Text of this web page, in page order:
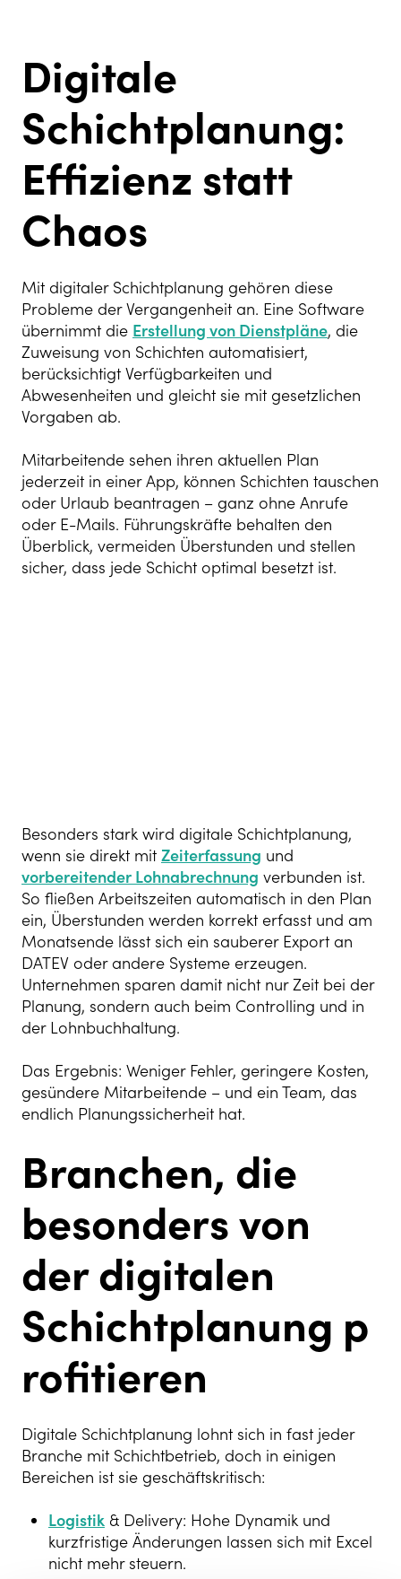
Digitale
Schichtplanung:
Effizienz statt
Chaos
Mit digitaler Schichtplanung gehören diese
Probleme der Vergangenheit an. Eine Software
übernimmt die Erstellung von Dienstpläne, die
Zuweisung von Schichten automatisiert,
berücksichtigt Verfügbarkeiten und
Abwesenheiten und gleicht sie mit gesetzlichen
Vorgaben ab.
Mitarbeitende sehen ihren aktuellen Plan
jederzeit in einer App, können Schichten tauschen
oder Urlaub beantragen – ganz ohne Anrufe
oder E-Mails. Führungskräfte behalten den
Überblick, vermeiden Überstunden und stellen
sicher, dass jede Schicht optimal besetzt ist.
Besonders stark wird digitale Schichtplanung,
wenn sie direkt mit Zeiterfassung und
vorbereitender Lohnabrechnung verbunden ist.
So fließen Arbeitszeiten automatisch in den Plan
ein, Überstunden werden korrekt erfasst und am
Monatsende lässt sich ein sauberer Export an
DATEV oder andere Systeme erzeugen.
Unternehmen sparen damit nicht nur Zeit bei der
Planung, sondern auch beim Controlling und in
der Lohnbuchhaltung.
Das Ergebnis: Weniger Fehler, geringere Kosten,
gesündere Mitarbeitende – und ein Team, das
endlich Planungssicherheit hat.
Branchen, die
besonders von
der digitalen
Schichtplanung p
rofitieren
Digitale Schichtplanung lohnt sich in fast jeder
Branche mit Schichtbetrieb, doch in einigen
Bereichen ist sie geschäftskritisch:
Logistik & Delivery: Hohe Dynamik und
kurzfristige Änderungen lassen sich mit Excel
nicht mehr steuern.